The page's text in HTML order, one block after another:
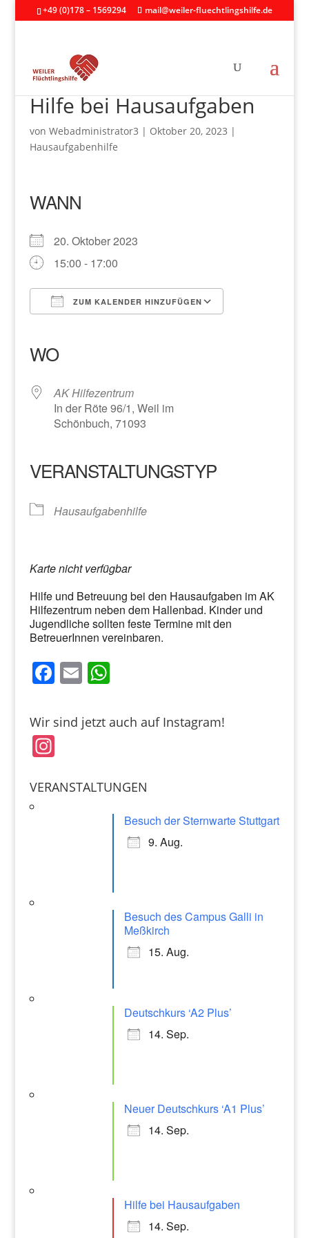
+49 (0)178 – 1569294 mail@weiler-fluechtlingshilfe.de
Hilfe bei Hausaufgaben
von Webadministrator3 | Oktober 20, 2023 |
Hausaufgabenhilfe
WANN
20. Oktober 2023
15:00 - 17:00
ZUM KALENDER HINZUFÜGEN
WO
AK Hilfezentrum
In der Röte 96/1, Weil im
Schönbuch, 71093
VERANSTALTUNGSTYP
Hausaufgabenhilfe
Karte nicht verfügbar
Hilfe und Betreuung bei den Hausaufgaben im AK
Hilfezentrum neben dem Hallenbad. Kinder und
Jugendliche sollten feste Termine mit den
BetreuerInnen vereinbaren.
F
c
e
b
o
E
ai
l
W
at
p
Wir sind jetzt auch auf Instagram!
In
a
VERANSTALTUNGEN
Besuch der Sternwarte Stuttgart
9. Aug.
Besuch des Campus Galli in
Meßkirch
15. Aug.
Deutschkurs ‘A2 Plus’
14. Sep.
Neuer Deutschkurs ‘A1 Plus’
14. Sep.
Hilfe bei Hausaufgaben
14. Sep.